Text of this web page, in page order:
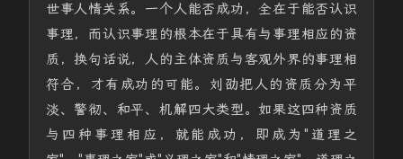
世事人情关系。一个人能否成功，全在于能否认识
事理，而认识事理的根本在于具有与事理相应的资
质，换句话说，人的主体资质与客观外界的事理相
符合，才有成功的可能。刘劭把人的资质分为平
淡、警彻、和平、机解四大类型。如果这四种资质
与四种事理相应，就能成功，即成为"道理之